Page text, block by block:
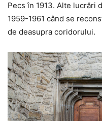
Pecs în 1913. Alte lucrări
1959-1961 când se
de deasupra coridorului.